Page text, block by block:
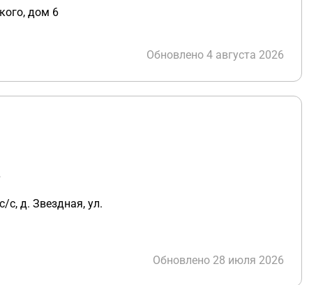
дом 6
Обновлено 4 августа 2026
с, д. Звездная, ул.
Обновлено 28 июля 2026